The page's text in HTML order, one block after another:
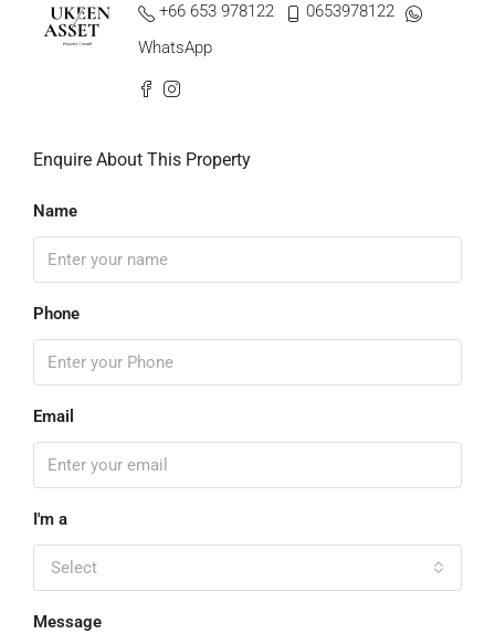
+66 653 978122
0653978122
WhatsApp
Enquire About This Property
Name
Phone
Email
I'm a
Select
Message